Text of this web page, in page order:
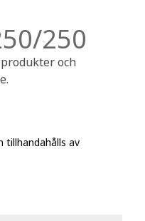
250
och
tillhandahålls av